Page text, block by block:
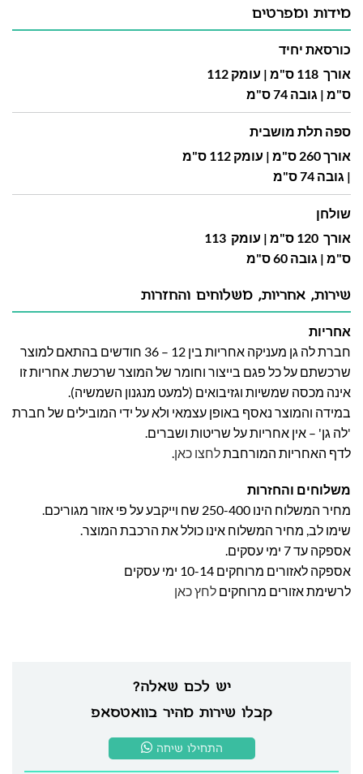
מידות ומפרטים
כורסאת יחיד
אורך 118 ס"מ | עומק 112
ס"מ | גובה 74 ס"מ
ספה תלת מושבית
אורך 260 ס"מ | עומק 112 ס"מ
| גובה 74 ס"מ
שולחן
אורך 120 ס"מ | עומק 113
ס"מ | גובה 60 ס"מ
יש לכם שאלה?
קבלו שירות מהיר בוואטסאפ
התחילו שיחה
שירות, אחריות, משלוחים והחזרות
אחריות
חברת לה גן מעניקה אחריות בין 12 – 36 חודשים בהתאם למוצר
שרכשתם על כל פגם בייצור וחומר של המוצר שרכשת. אחריות זו
אינה מכסה שמשיות וגזיבואים (למעט מנגנון השמשיה).
במידה והמוצר נאסף באופן עצמאי ולא על ידי המובילים של חברת
'לה גן' – אין אחריות על שריטות ושברים.
לדף האחריות המורחבתלחצו כאן.
משלוחים והחזרות
מחיר המשלוח הינו 250-400 שח וייקבע על פי אזור מגוריכם.
שימו לב, מחיר המשלוח אינו כולל את הרכבת המוצר.
אספקה עד 7 ימי עסקים.
אספקה לאזורים מרוחקים 10-14 ימי עסקים
לרשימת אזורים מרוחקים לחץ כאן